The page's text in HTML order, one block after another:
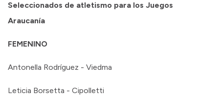
Seleccionados de atletismo para los Juegos
Araucanía
FEMENINO
Antonella Rodríguez - Viedma
Leticia Borsetta - Cipolletti